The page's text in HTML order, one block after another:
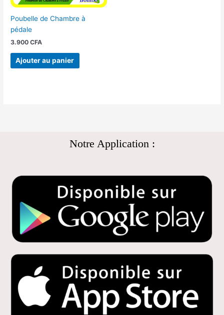
Poubelle de Chambre à
pédale
3.900CFA
Ajouter au panier
Notre Application :